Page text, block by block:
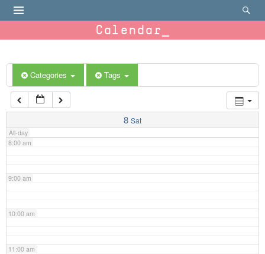
Calendar
Categories Tags
8 Sat
All-day
6:00 am
7:00 am
8:00 am
9:00 am
10:00 am
11:00 am